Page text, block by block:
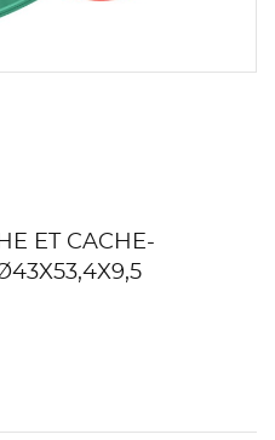
ET CACHE-